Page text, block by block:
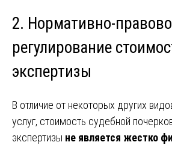
2. Нормативно-
регулирование
экспертизы
В отличие от некоторых других
услуг, стоимость судебной
экспертизы не является жестко